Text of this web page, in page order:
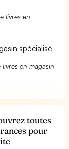
livres en
spécialisé
en magasin
toutes
pour